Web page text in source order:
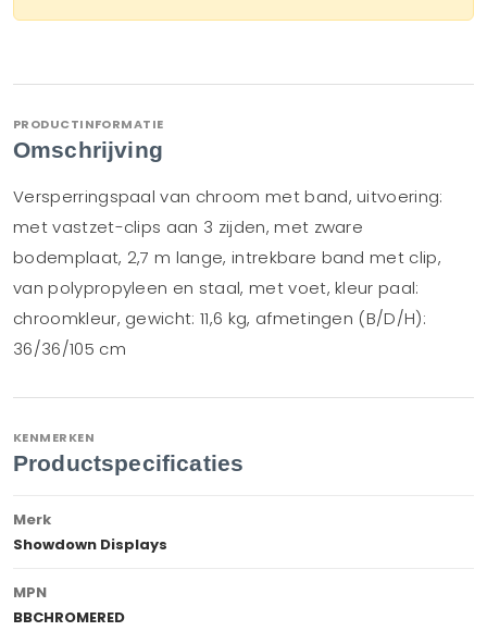
PRODUCTINFORMATIE
Omschrijving
Versperringspaal van chroom met band, uitvoering:
met vastzet-clips aan 3 zijden, met zware
bodemplaat, 2,7 m lange, intrekbare band met clip,
van polypropyleen en staal, met voet, kleur paal:
chroomkleur, gewicht: 11,6 kg, afmetingen (B/D/H):
36/36/105 cm
KENMERKEN
Productspecificaties
Merk
Showdown Displays
MPN
BBCHROMERED